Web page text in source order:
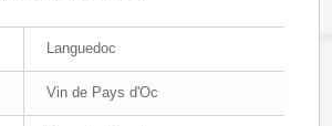
Languedoc
Vin de Pays d'Oc